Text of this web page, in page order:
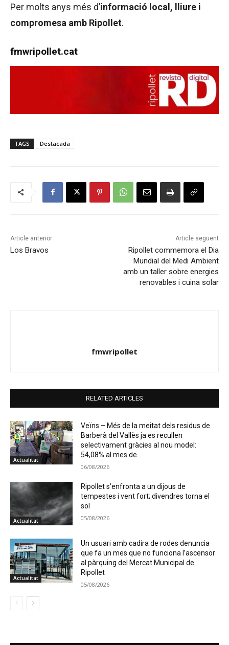
Per molts anys més d’informació local, lliure i
compromesa amb Ripollet.
fmwripollet.cat
TAGS Destacada
Article anterior
Los Bravos
Article següent
Ripollet commemora el Dia
Mundial del Medi Ambient
amb un taller sobre energies
renovables i cuina solar
fmwripollet
RELATED ARTICLES
Actualitat
Veïns – Més de la meitat dels residus de
Barberà del Vallès ja es recullen
selectivament gràcies al nou model:
54,08% al mes de...
06/08/2026
Actualitat
Ripollet s’enfronta a un dijous de
tempestes i vent fort; divendres torna el
sol
05/08/2026
Actualitat
Un usuari amb cadira de rodes denuncia
que fa un mes que no funciona l’ascensor
al pàrquing del Mercat Municipal de
Ripollet
05/08/2026